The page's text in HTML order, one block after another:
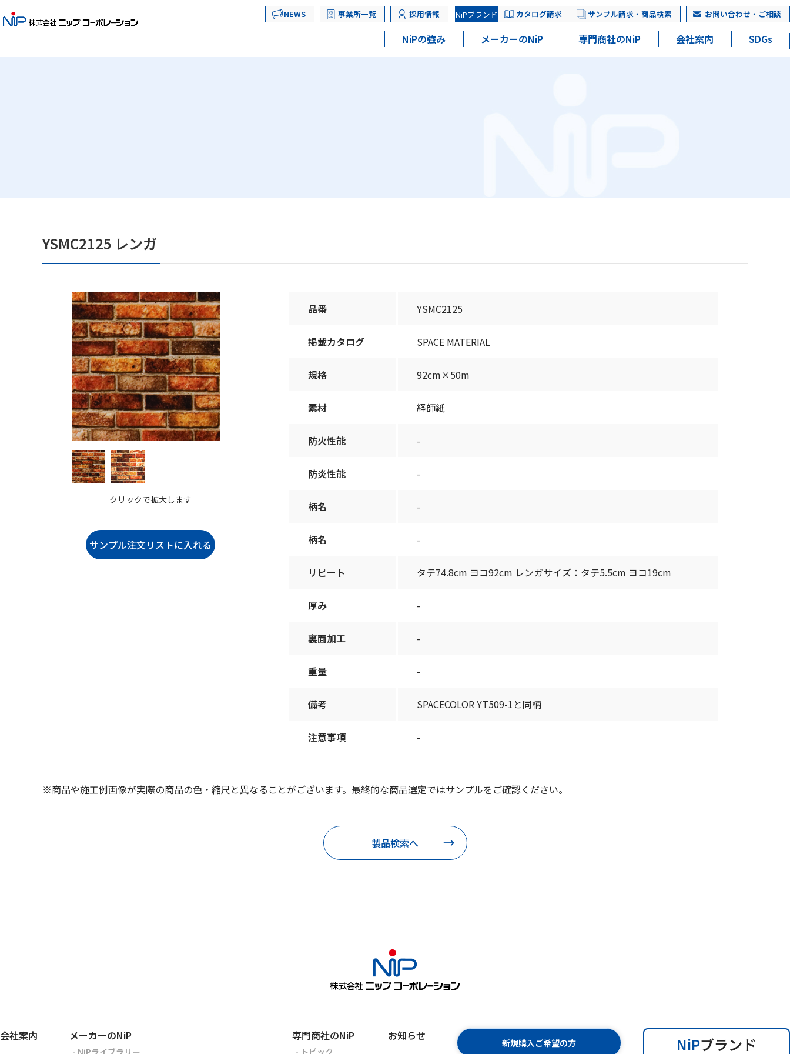
NEWS 事業所一覧 採用情報 NiPブランド カタログ請求 サンプル請求・商品検索 お問い合わせ・ご相談
NiPの強み メーカーのNiP 専門商社のNiP 会社案内 SDGs
YSMC2125 レンガ
クリックで拡大します
品番 YSMC2125
掲載カタログ SPACE MATERIAL
規格 92cm×50m
素材 経師紙
防火性能 -
防炎性能 -
柄名 -
柄名 -
リピート タテ74.8cm ヨコ92cm レンガサイズ：タテ5.5cm ヨコ19cm
厚み -
裏面加工 -
重量 -
備考 SPACECOLOR YT509-1と同柄
注意事項 -
※商品や施工例画像が実際の商品の色・縮尺と異なることがございます。最終的な商品選定ではサンプルをご確認ください。
製品検索へ
会社案内 メーカーのNiP
- NiPライブラリー
専門商社のNiP
- トピック
お知らせ
新規購入ご希望の方 NiPブランド